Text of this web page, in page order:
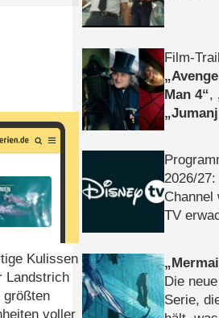
Kulissen
Landstrich
größten
voller
Film-
Man 4 ,
2026/​
Channel
TV
Die
Serie,